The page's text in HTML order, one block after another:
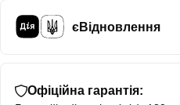
єВідновлення
Офіційна гарантія: